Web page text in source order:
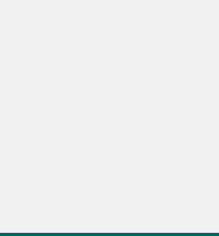
Korunması Kanunu uyarınca
Metnimizi okumak ve sitemizde